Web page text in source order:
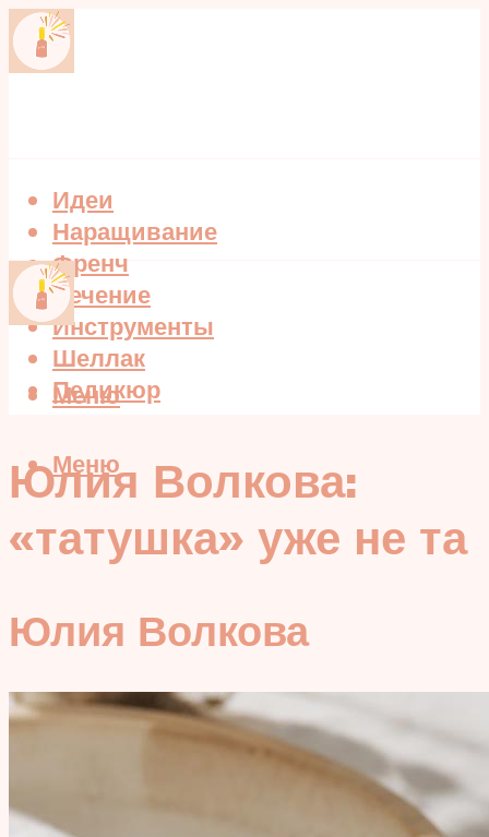
Идеи
Наращивание
Френч
Лечение
Инструменты
Шеллак
Педикюр
Меню
Меню
Юлия Волкова:
«татушка» уже не та
Юлия Волкова